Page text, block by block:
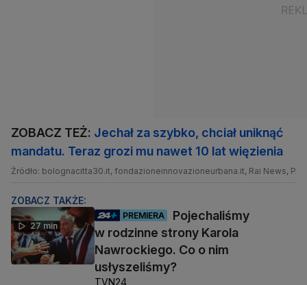
ZOBACZ TEŻ: Jechał za szybko, chciał uniknąć
mandatu. Teraz grozi mu nawet 10 lat więzienia
Źródło: bolognacitta30.it, fondazioneinnovazioneurbana.it, Rai News, PAP
ZOBACZ TAKŻE:
27 min
PREMIERA
Pojechaliśmy
w rodzinne strony Karola
Nawrockiego. Co o nim
usłyszeliśmy?
TVN24